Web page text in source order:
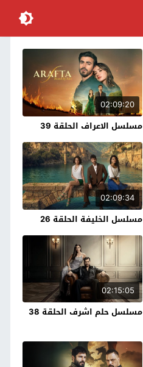
02:09:20
مسلسل الاعراف الحلقة 39
02:09:34
مسلسل الخليفة الحلقة 26
02:15:05
مسلسل حلم اشرف الحلقة 38